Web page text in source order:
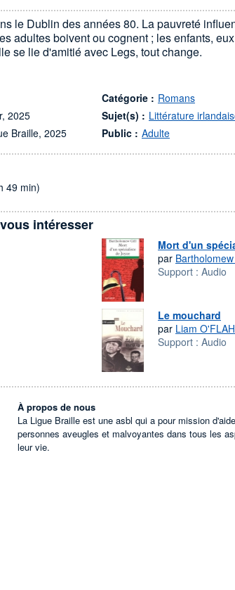
le Dublin des années 80. La pauvreté
adultes boivent ou cognent ; les enfants,
se lie d'amitié avec Legs, tout change.
2025
Braille, 2025
Catégorie : Romans
Sujet(s) : Littérature
Public : Adulte
49 min)
intéresser
Mort d'un
par
Support : Audio
Le mouchard
par Liam
Support : Audio
À propos de nous
La Ligue Braille est une asbl qui a pour mission
personnes aveugles et malvoyantes dans tous les
leur vie.